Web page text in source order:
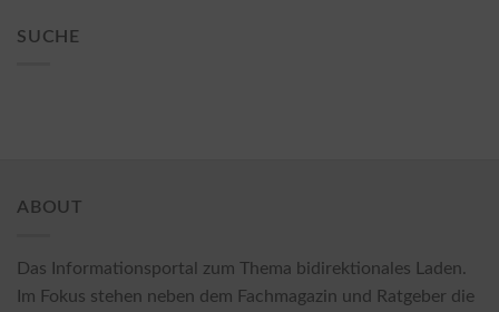
SUCHE
ABOUT
Das Informationsportal zum Thema bidirektionales Laden.
Im Fokus stehen neben dem Fachmagazin und Ratgeber die